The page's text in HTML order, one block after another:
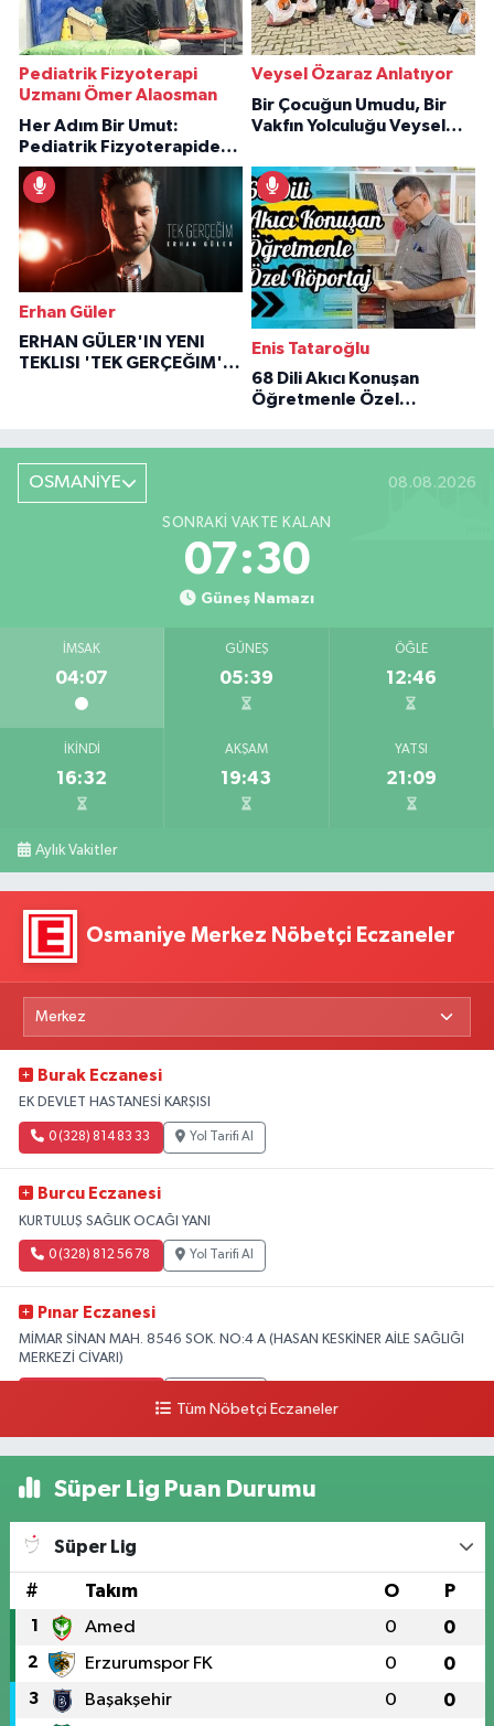
Pediatrik Fizyoterapi
Uzmanı Ömer Alaosman
Her Adım Bir Umut:
Pediatrik Fizyoterapiden
İlham Veren Hikâyeler
Veysel Özaraz Anlatıyor
Bir Çocuğun Umudu, Bir
Vakfın Yolculuğu Veysel
Erhan Güler
ERHAN GÜLER'IN YENI
TEKLISI 'TEK GERÇEĞIM'LE
Enis Tataroğlu
68 Dili Akıcı Konuşan
Öğretmenle Özel
OSMANİYE 08.08.2026
SONRAKI VAKTE KALAN
07:29
Güneş Namazı
İMSAK
04:07
GÜNEŞ
05:39
ÖĞLE
12:46
İKINDI
16:32
AKŞAM
19:43
YATSI
21:09
Aylık Vakitler
Osmaniye Merkez Nöbetçi Eczaneler
Burak Eczanesi
EK DEVLET HASTANESİ KARŞISI
0 (328) 814 83 33 Yol Tarifi Al
Burcu Eczanesi
KURTULUŞ SAĞLIK OCAĞI YANI
0 (328) 812 56 78 Yol Tarifi Al
Pınar Eczanesi
MİMAR SİNAN MAH. 8546 SOK. NO:4 A (HASAN KESKİNER AİLE SAĞLIĞI
MERKEZİ CİVARI)
Tüm Nöbetçi Eczaneler
Süper Lig Puan Durumu
Süper Lig
# Takım O P
1 Amed 0 0
2 Erzurumspor FK 0 0
3 Başakşehir 0 0